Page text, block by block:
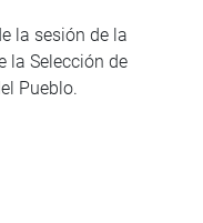
la sesión de la
la Selección de
Pueblo.